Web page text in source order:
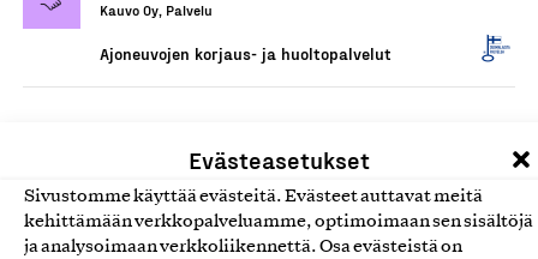
Evästeasetukset
Sivustomme käyttää evästeitä. Evästeet auttavat meitä
kehittämään verkkopalveluamme, optimoimaan sen sisältöjä
ja analysoimaan verkkoliikennettä. Osa evästeistä on
Kauvo Oy, Palvelu
Ajoneuvojen korjaus- ja huoltopalvelut